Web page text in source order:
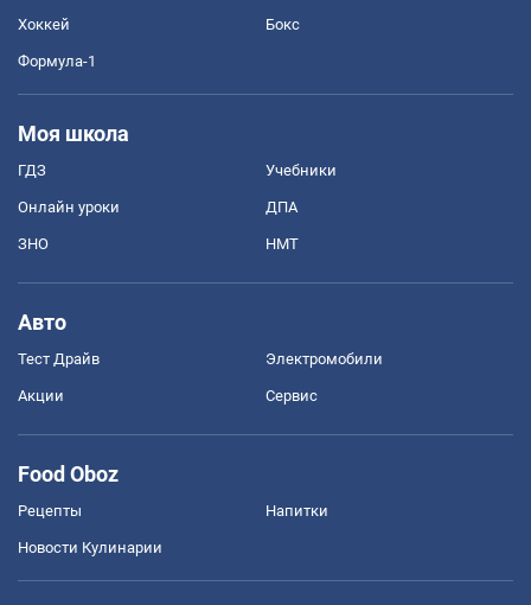
Хоккей Бокс
Формула-1
Моя школа
ГДЗ Учебники
Онлайн уроки ДПА
ЗНО НМТ
Авто
Тест Драйв Электромобили
Акции Сервис
Food Oboz
Рецепты Напитки
Новости Кулинарии